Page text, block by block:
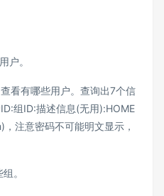
户。
看有哪些用户。查询出7个信
组ID:描述信息(无用):HOME
注意密码不可能明文显示，
。